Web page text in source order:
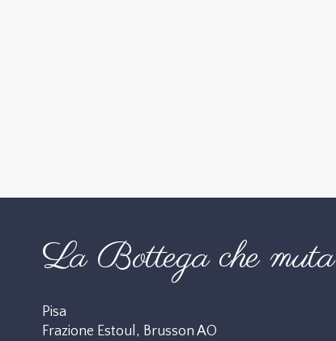
La Bottega che muta
Pisa
Frazione Estoul, Brusson AO